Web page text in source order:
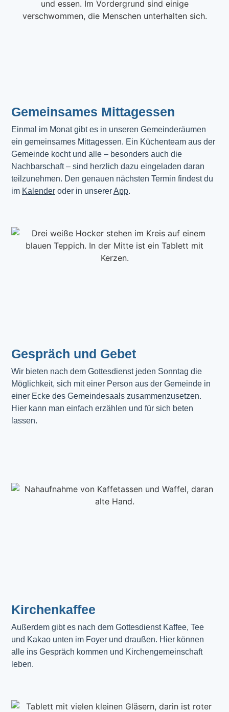
Gemeinsames Mittagessen
Einmal im Monat gibt es in unseren Gemeinderäumen
ein gemeinsames Mittagessen. Ein Küchenteam aus der
Gemeinde kocht und alle – besonders auch die
Nachbarschaft – sind herzlich dazu eingeladen daran
teilzunehmen. Den genauen nächsten Termin findest du
im Kalender oder in unserer App.
Gespräch und Gebet
Wir bieten nach dem Gottesdienst jeden Sonntag die
Möglichkeit, sich mit einer Person aus der Gemeinde in
einer Ecke des Gemeindesaals zusammenzusetzen.
Hier kann man einfach erzählen und für sich beten
lassen.
Kirchenkaffee
Außerdem gibt es nach dem Gottesdienst Kaffee, Tee
und Kakao unten im Foyer und draußen. Hier können
alle ins Gespräch kommen und Kirchengemeinschaft
leben.